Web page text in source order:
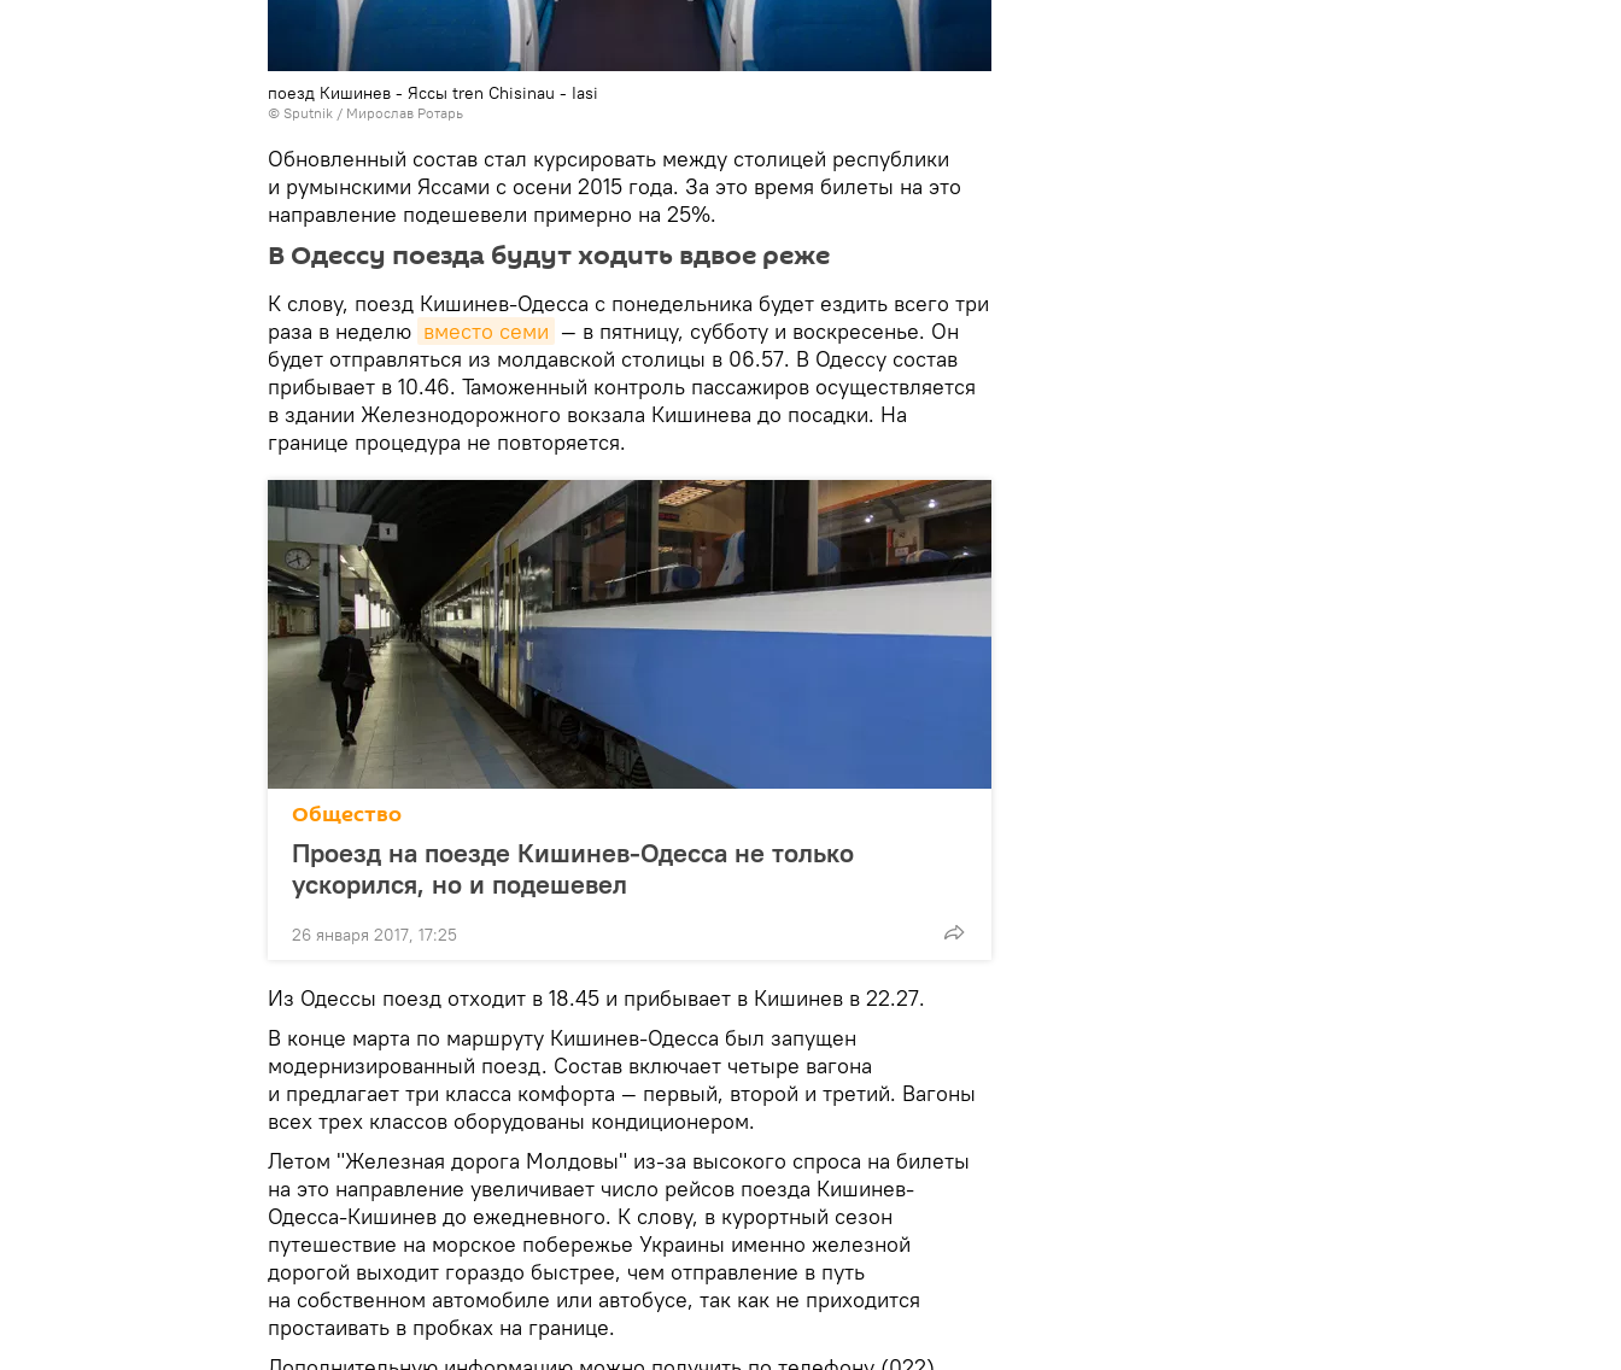
поезд Кишинев - Яссы tren Chisinau - Iasi
© Sputnik / Мирослав Ротарь
Обновленный состав стал курсировать между столицей республики
и румынскими Яссами с осени 2015 года. За это время билеты на это
направление подешевели примерно на 25%.
В Одессу поезда будут ходить вдвое реже
К слову, поезд Кишинев-Одесса с понедельника будет ездить всего три
раза в неделю вместо семи — в пятницу, субботу и воскресенье. Он
будет отправляться из молдавской столицы в 06.57. В Одессу состав
прибывает в 10.46. Таможенный контроль пассажиров осуществляется
в здании Железнодорожного вокзала Кишинева до посадки. На
границе процедура не повторяется.
Общество
Проезд на поезде Кишинев-Одесса не только
ускорился, но и подешевел
26 января 2017, 17:25
Из Одессы поезд отходит в 18.45 и прибывает в Кишинев в 22.27.
В конце марта по маршруту Кишинев-Одесса был запущен
модернизированный поезд. Состав включает четыре вагона
и предлагает три класса комфорта — первый, второй и третий. Вагоны
всех трех классов оборудованы кондиционером.
Летом "Железная дорога Молдовы" из-за высокого спроса на билеты
на это направление увеличивает число рейсов поезда Кишинев-
Одесса-Кишинев до ежедневного. К слову, в курортный сезон
путешествие на морское побережье Украины именно железной
дорогой выходит гораздо быстрее, чем отправление в путь
на собственном автомобиле или автобусе, так как не приходится
простаивать в пробках на границе.